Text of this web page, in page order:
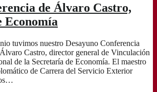
de Álvaro Castro,
Economía
tuvimos nuestro Desayuno Conferencia
Castro, director general de Vinculación
de la Secretaría de Economía. El maestro
de Carrera del Servicio Exterior